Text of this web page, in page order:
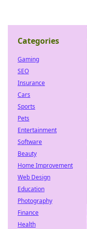
Categories
Gaming
SEO
Insurance
Cars
Sports
Pets
Entertainment
Software
Beauty
Home Improvement
Web Design
Education
Photography
Finance
Health